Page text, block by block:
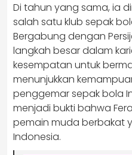
Di tahun yang sama, ia
salah satu klub sepak
Bergabung dengan
langkah besar dalam
kesempatan untuk
menunjukkan
penggemar sepak bola
menjadi bukti bahwa
pemain muda berbakat
Indonesia.